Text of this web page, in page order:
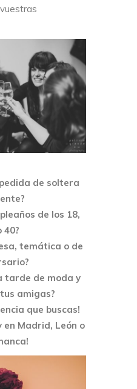
de soltera
de los 18,
40?
temática o de
tarde de moda y
amigas?
que buscas!
en Madrid, León o